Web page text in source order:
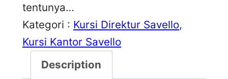
tentunya…
Kategori : Kursi Direktur Savello
Kursi Kantor Savello
Description